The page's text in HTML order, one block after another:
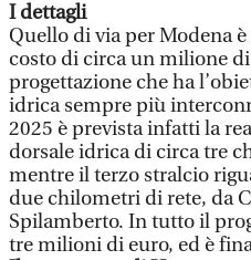
I dettagli
Quello di via per Modena
costo di circa un milione
progettazione che ha
idrica sempre più
2025 è prevista infatti la
dorsale idrica di circa tre
mentre il terzo stralcio
due chilometri di rete, da
Spilamberto. In tutto il
tre milioni di euro, ed è